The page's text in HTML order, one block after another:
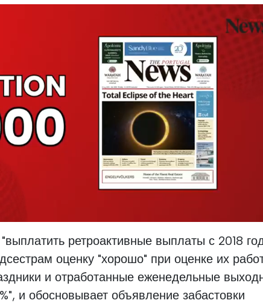
ретроактивные выплаты с 2018
оценку "хорошо" при оценке их
и отработанные еженедельные
и обосновывает объявление забастовки